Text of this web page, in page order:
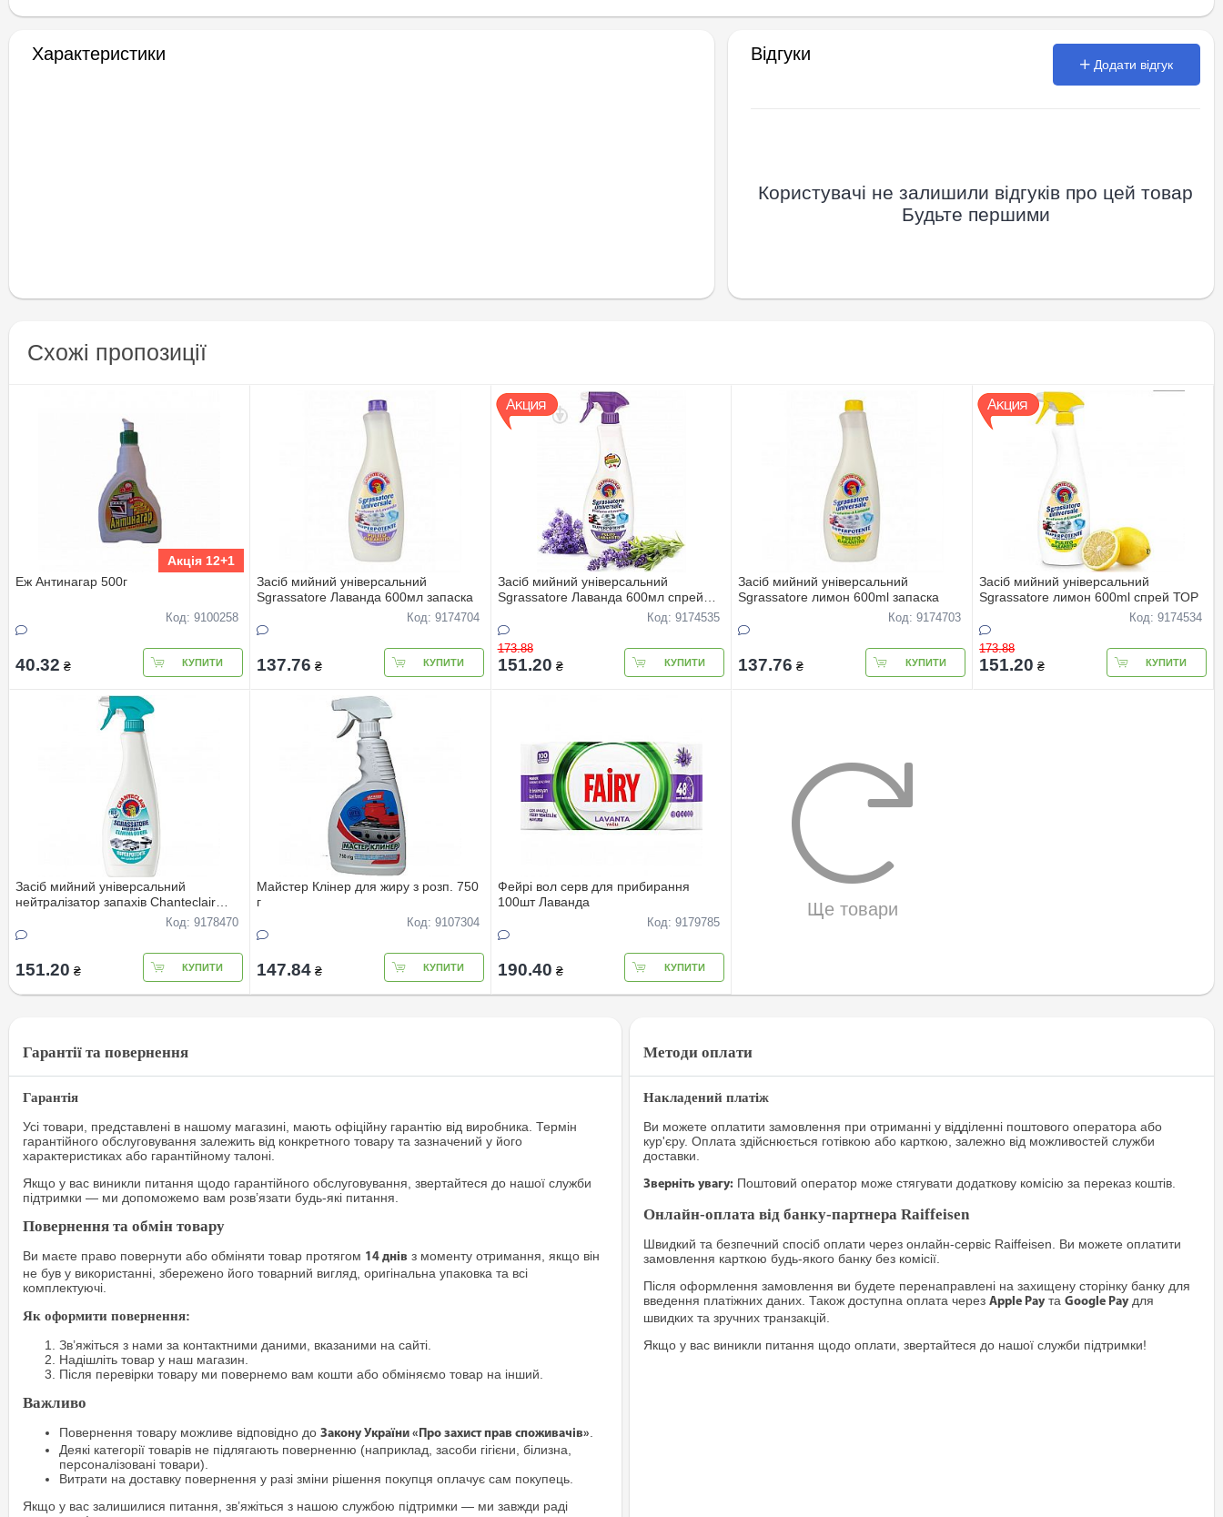
Характеристики Відгуки
Додати відгук
Користувачі не залишили відгуків про цей товар
Будьте першими
Схожі пропозиції
Акція 12+1
Еж Антинагар 500г
Код: 9100258
40.32 ₴ КУПИТИ
Засіб мийний універсальний
Sgrassatore Лаванда 600мл запаска
Код: 9174704
137.76 ₴ КУПИТИ
Засіб мийний універсальний
Sgrassatore Лаванда 600мл спрей
Код: 9174535
173.88
151.20 ₴ КУПИТИ
Засіб мийний універсальний
Sgrassatore лимон 600ml запаска
Код: 9174703
137.76 ₴ КУПИТИ
Засіб мийний універсальний
Sgrassatore лимон 600ml спрей ТОР
Код: 9174534
173.88
151.20 ₴ КУПИТИ
Засіб мийний універсальний
нейтралізатор запахів Chanteclair
Код: 9178470
151.20 ₴ КУПИТИ
Майстер Клінер для жиру з розп. 750
г
Код: 9107304
147.84 ₴ КУПИТИ
Фейрі вол серв для прибирання
100шт Лаванда
Код: 9179785
190.40 ₴ КУПИТИ
Ще товари
Гарантії та повернення
Гарантія
Усі товари, представлені в нашому магазині, мають офіційну гарантію від виробника. Термін
гарантійного обслуговування залежить від конкретного товару та зазначений у його
характеристиках або гарантійному талоні.
Якщо у вас виникли питання щодо гарантійного обслуговування, звертайтеся до нашої служби
підтримки — ми допоможемо вам розв’язати будь-які питання.
Повернення та обмін товару
Ви маєте право повернути або обміняти товар протягом 14 днів з моменту отримання, якщо він
не був у використанні, збережено його товарний вигляд, оригінальна упаковка та всі
комплектуючі.
Як оформити повернення:
Зв’яжіться з нами за контактними даними, вказаними на сайті.
Надішліть товар у наш магазин.
Після перевірки товару ми повернемо вам кошти або обміняємо товар на інший.
Важливо
Повернення товару можливе відповідно до Закону України «Про захист прав споживачів»
Деякі категорії товарів не підлягають поверненню (наприклад, засоби гігієни, білизна,
персоналізовані товари).
Витрати на доставку повернення у разі зміни рішення покупця оплачує сам покупець.
Якщо у вас залишилися питання, зв’яжіться з нашою службою підтримки — ми завжди раді
Методи оплати
Накладений платіж
Ви можете оплатити замовлення при отриманні у відділенні поштового оператора або
кур'єру. Оплата здійснюється готівкою або карткою, залежно від можливостей служби
доставки.
Зверніть увагу: Поштовий оператор може стягувати додаткову комісію за переказ коштів.
Онлайн-оплата від банку-партнера Raiffeisen
Швидкий та безпечний спосіб оплати через онлайн-сервіс Raiffeisen. Ви можете оплатити
замовлення карткою будь-якого банку без комісії.
Після оформлення замовлення ви будете перенаправлені на захищену сторінку банку для
введення платіжних даних. Також доступна оплата черезApple Pay таGoogle Pay для
швидких та зручних транзакцій.
Якщо у вас виникли питання щодо оплати, звертайтеся до нашої служби підтримки!